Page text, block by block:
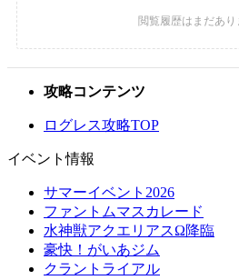
攻略コンテンツ
ログレス攻略TOP
イベント情報
サマーイベント2026
ファントムマスカレード
水神獣アクエリアスΩ降臨
豪快！がいあジム
クラントライアル